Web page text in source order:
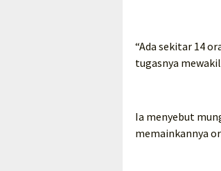
“Ada sekitar 14
tugasnya
Ia menyebut
memainkannya